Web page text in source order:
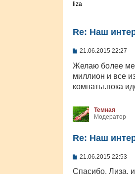
liza
Re: Наш
С
о
щ
е
е
21.06.2015 22:27
Желаю более
миллион и все
комнаты.пока
Темная
Модератор
Re: Наш
С
о
21.06.2015 22:53
Спасибо, Лиза,